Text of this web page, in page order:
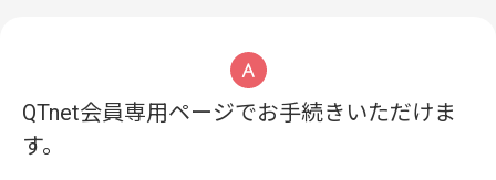
QTnet会員専用ページでお手続きいただけま
す。